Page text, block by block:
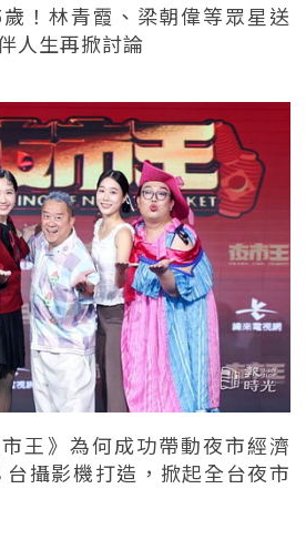
！林青霞、梁朝偉等眾星送
人生再掀討論
王》為何成功帶動夜市經濟
台攝影機打造，掀起全台夜市